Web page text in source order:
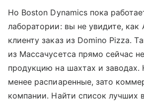
Но Boston Dynamics пока
лаборатории: вы не увидите, как
клиенту заказ из Domino Pizza.
из Массачусетса прямо сейчас
продукцию на шахтах и заводах.
менее распиаренные, зато
компании. Найти список лучших